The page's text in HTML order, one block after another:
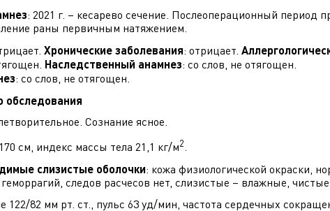
: 2021 г. – кесарево сечение. Послеоперационный период
раны первичным натяжением.
Хронические заболевания: отрицает.
Наследственный анамнез: со слов, не отягощен.
: со слов, не отягощен.
обследования
Сознание ясное.
см, индекс массы тела 21,1 кг/м2.
слизистые оболочки: кожа физиологической окраски,
следов расчесов нет, слизистые – влажные,
122/82 мм рт. ст., пульс 63 уд/мин, частота сердечных